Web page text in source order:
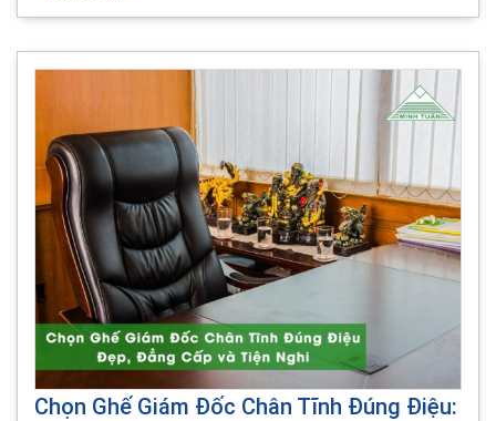
Chọn Ghế Giám Đốc Chân Tĩnh Đúng Điệu: